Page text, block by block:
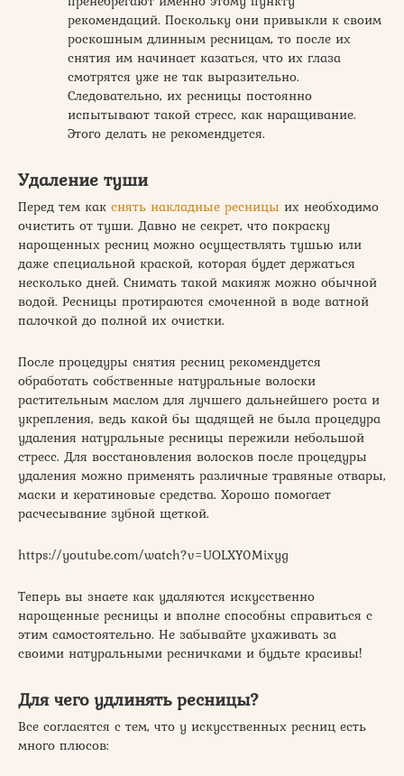
рекомендаций. Поскольку они привыкли к своим
роскошным длинным ресницам, то после их
снятия им начинает казаться, что их глаза
смотрятся уже не так выразительно.
Следовательно, их ресницы постоянно
испытывают такой стресс, как наращивание.
Этого делать не рекомендуется.
Удаление туши
Перед тем как снять накладные ресницы их необходимо
очистить от туши. Давно не секрет, что покраску
нарощенных ресниц можно осуществлять тушью или
даже специальной краской, которая будет держаться
несколько дней. Снимать такой макияж можно обычной
водой. Ресницы протираются смоченной в воде ватной
палочкой до полной их очистки.
После процедуры снятия ресниц рекомендуется
обработать собственные натуральные волоски
растительным маслом для лучшего дальнейшего роста и
укрепления, ведь какой бы щадящей не была процедура
удаления натуральные ресницы пережили небольшой
стресс. Для восстановления волосков после процедуры
удаления можно применять различные травяные отвары,
маски и кератиновые средства. Хорошо помогает
расчесывание зубной щеткой.
https://youtube.com/watch?v=UOLXY0Mixyg
Теперь вы знаете как удаляются искусственно
нарощенные ресницы и вполне способны справиться с
этим самостоятельно. Не забывайте ухаживать за
своими натуральными ресничками и будьте красивы!
Для чего удлинять ресницы?
Все согласятся с тем, что у искусственных ресниц есть
много плюсов: